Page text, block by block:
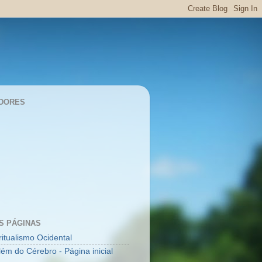
PÁGINAS
Ocidental
do Cérebro - Página inicial